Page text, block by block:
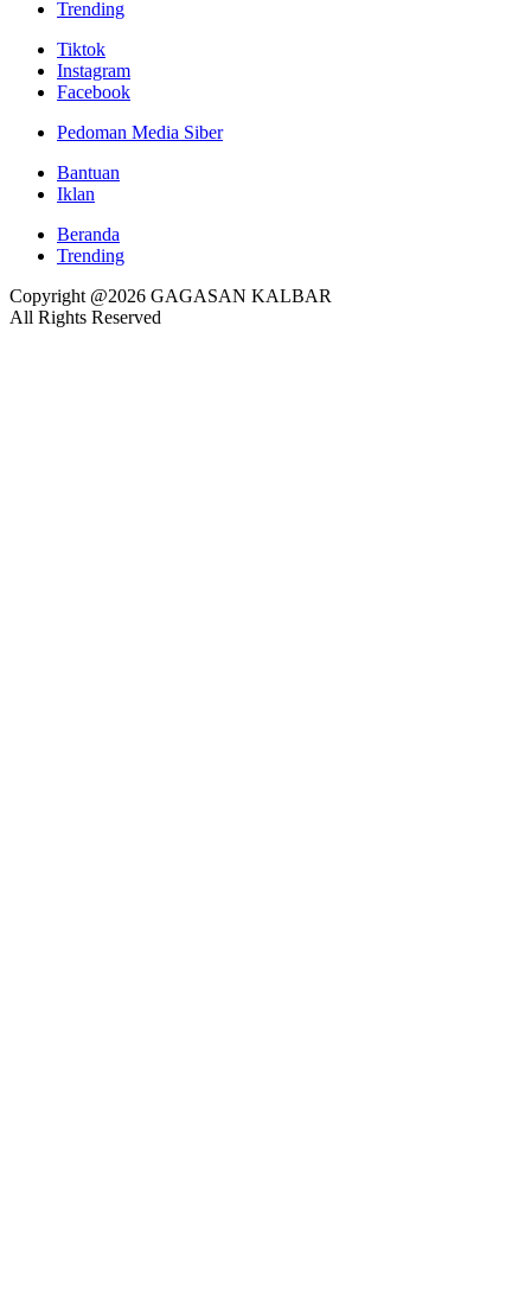
Trending
Tiktok
Instagram
Facebook
Pedoman Media Siber
Bantuan
Iklan
Beranda
Trending
Copyright @2026 GAGASAN KALBAR
All Rights Reserved